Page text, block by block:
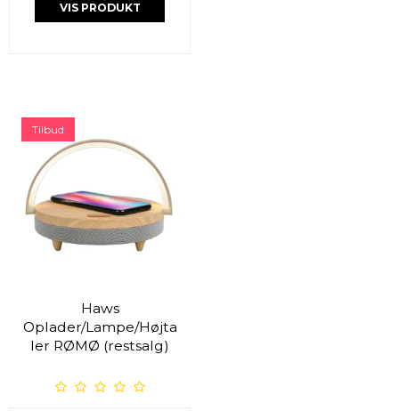
VIS PRODUKT
Tilbud
Haws
Oplader/Lampe/Højta
ler RØMØ (restsalg)